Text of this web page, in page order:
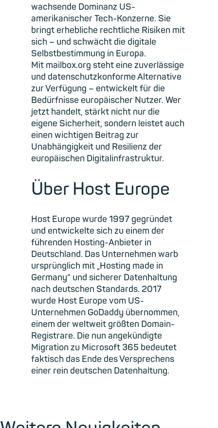
wachsende Dominanz US-
amerikanischer Tech-Konzerne. Sie
bringt erhebliche rechtliche Risiken mit
sich – und schwächt die digitale
Selbstbestimmung in Europa.
Mit mailbox.org steht eine zuverlässige
und datenschutzkonforme Alternative
zur Verfügung – entwickelt für die
Bedürfnisse europäischer Nutzer. Wer
jetzt handelt, stärkt nicht nur die
eigene Sicherheit, sondern leistet auch
einen wichtigen Beitrag zur
Unabhängigkeit und Resilienz der
europäischen Digitalinfrastruktur.
Über Host Europe
Host Europe wurde 1997 gegründet
und entwickelte sich zu einem der
führenden Hosting-Anbieter in
Deutschland. Das Unternehmen warb
ursprünglich mit „Hosting made in
Germany“ und sicherer Datenhaltung
nach deutschen Standards. 2017
wurde Host Europe vom US-
Unternehmen GoDaddy übernommen,
einem der weltweit größten Domain-
Registrare. Die nun angekündigte
Migration zu Microsoft 365 bedeutet
faktisch das Ende des Versprechens
einer rein deutschen Datenhaltung.